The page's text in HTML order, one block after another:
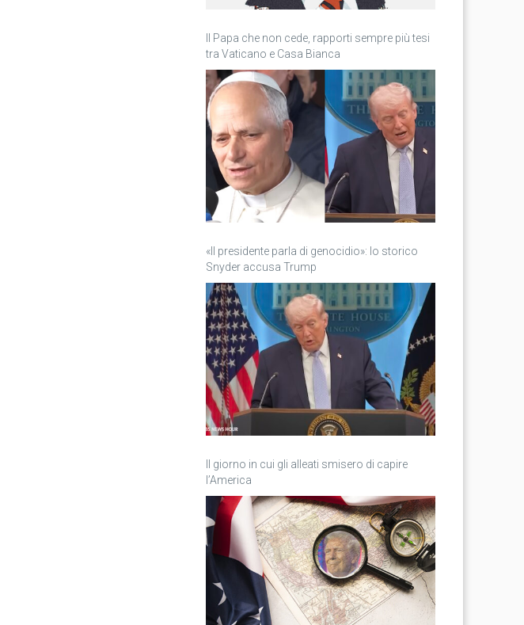
Il Papa che non cede, rapporti sempre più tesi
tra Vaticano e Casa Bianca
«Il presidente parla di genocidio»: lo storico
Snyder accusa Trump
Il giorno in cui gli alleati smisero di capire
l’America